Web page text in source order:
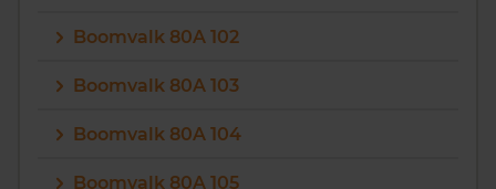
Boomvalk 80A 102
Boomvalk 80A 103
Boomvalk 80A 104
Boomvalk 80A 105